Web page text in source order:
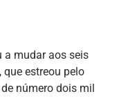
a mudar aos seis
estreou pelo
número dois mil